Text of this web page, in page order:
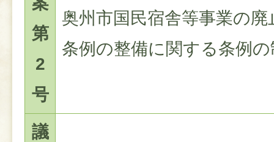
第
2
号
奥州市国民宿舎等事業の
条例の整備に関する条例
議